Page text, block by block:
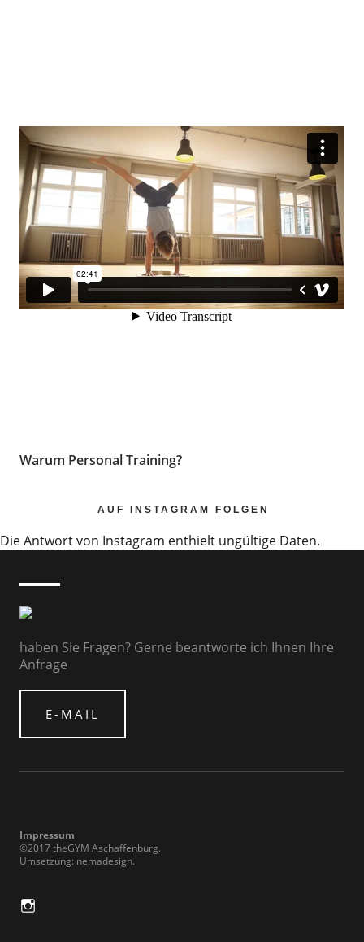
Warum Personal Training?
Die Antwort von Instagram enthielt ungültige Daten.
AUF INSTAGRAM FOLGEN
haben Sie Fragen? Gerne beantworte ich Ihnen Ihre
Anfrage
E-MAIL
Impressum
©2017 theGYM Aschaffenburg
Umsetzung: nemadesign